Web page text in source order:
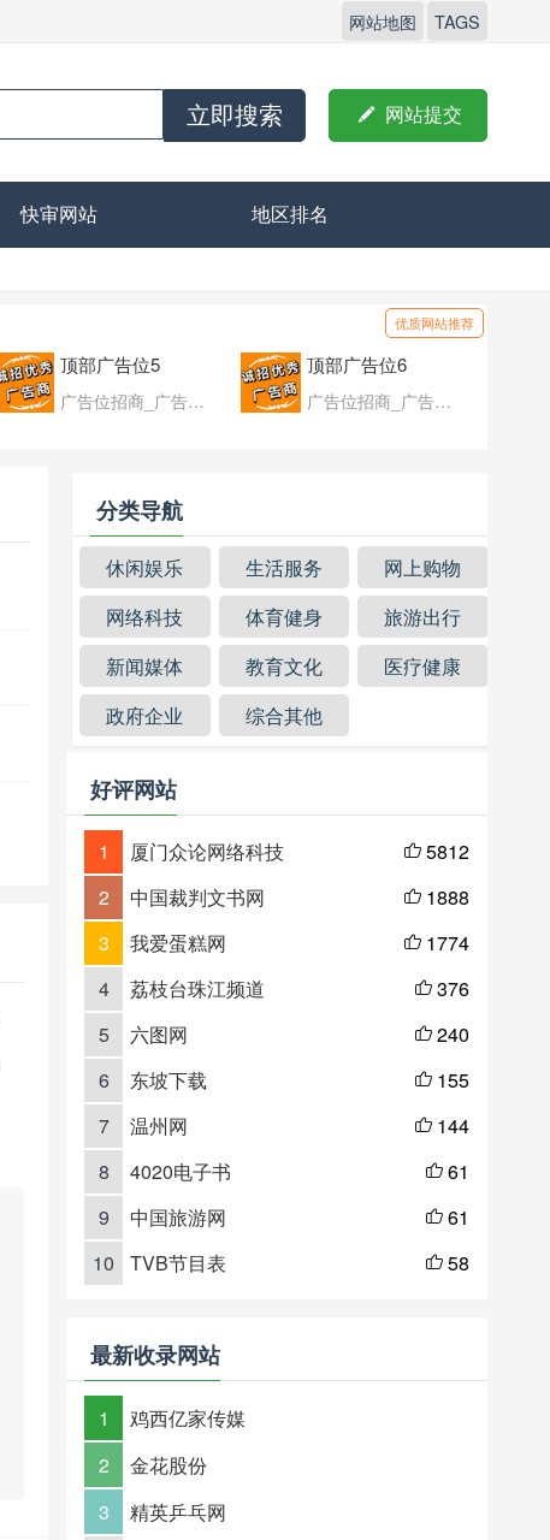
网站地图 TAGS
立即搜索  网站提交
快审网站 地区排名
优质网站推荐
顶部广告位5
广告位招商_广告位待售
顶部广告位6
广告位招商_广告位待售
分类导航
休闲娱乐 生活服务
网上购物
网络科技
体育健身
旅游出行
新闻媒体
教育文化
医疗健康
政府企业
综合其他
好评网站
1 厦门众论网络科技  5812
2
中国裁判文书网  1888
3
我爱蛋糕网  1774
4
荔枝台珠江频道  376
5
六图网  240
6
东坡下载  155
7
温州网  144
8
4020电子书  61
9
中国旅游网  61
10
TVB节目表  58
最新收录网站
1
鸡西亿家传媒
2
金花股份
3
精英乒乓网